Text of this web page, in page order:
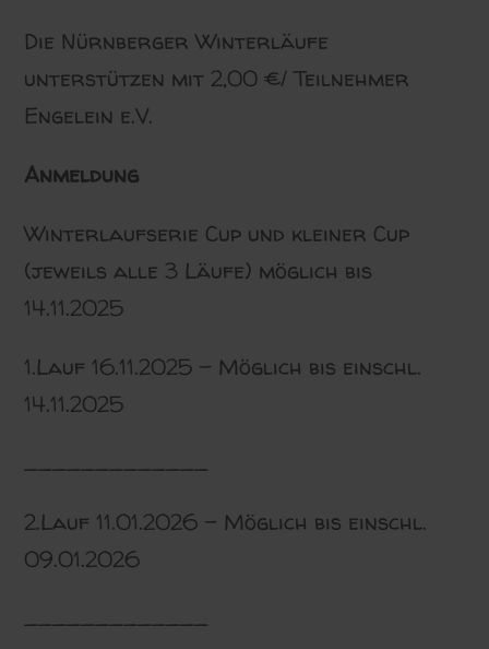
Die Nürnberger Winterläufe
unterstützen mit 2,00 €/ Teilnehmer
Engelein e.V.
Anmeldung
Winterlaufserie Cup und kleiner Cup
(jeweils alle 3 Läufe) möglich bis
14.11.2025
1.Lauf 16.11.2025 – Möglich bis einschl.
14.11.2025
_____________
2.Lauf 11.01.2026 – Möglich bis einschl.
09.01.2026
_____________